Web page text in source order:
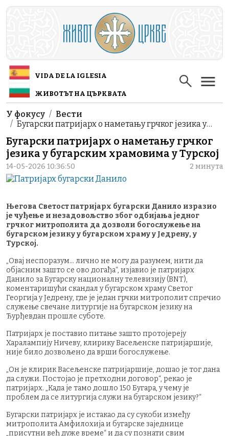
Skip to main content
VIDA DE LA IGLESIA
ЖИВОТЪТ НА ЦЪРКВАТА
Breadcrumb
У фокусу
Вести
Бугарски патријарх о наметању грчког језика у…
Бугарски патријарх о наметању грчког
језика у бугарским храмовима у Турској
14-05-2026 10:36:50 2 минута
Његова Светост патријарх бугарски Данило изразио
је чуђење и незадовољство због одбијања једног
грчког митрополита да дозволи богослужење на
бугарском језику у бугарском храму у Једрену, у
Турској.
„Овај неспоразум... лично не могу да разумем, нити да
објасним зашто се ово догађа“, изјавио је патријарх
Данило за Бугарску националну телевизију (BNT),
коментаришући скандал у бугарском храму Светог
Георгија у Једрену, где је један грчки митрополит спречио
служење свечане литургије на бугарском језику на
Ђурђевдан прошле суботе.
Патријарх је поставио питање зашто протојереју
Харалампију Ничеву, клирику Васељенске патријаршије,
није било дозвољено да врши богослужење.
„Он је клирик Васељенске патријаршије, дошао је тог дана
да служи. Постојао је претходни договор“, рекао је
патријарх. „Када је тамо дошло 150 Бугара, у чему је
проблем да се литургија служи на бугарском језику?“
Бугарски патријарх је истакао да су сукоби између
митрополита Амфилохија и бугарске заједнице
„присутни већ дуже време“ и да су познати свим